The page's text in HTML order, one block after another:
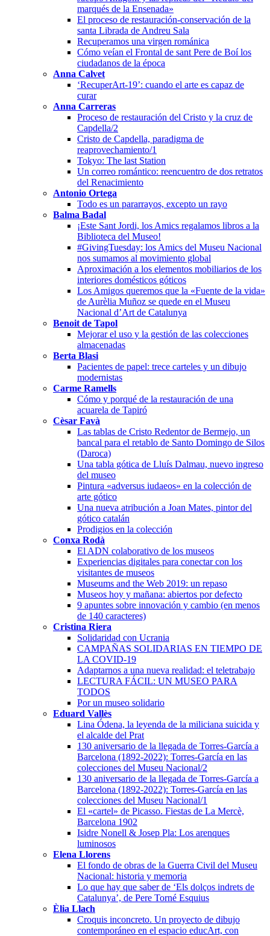
marqués de la Ensenada»
El proceso de restauración-conservación de la
santa Librada de Andreu Sala
Recuperamos una virgen románica
Cómo veían el Frontal de sant Pere de Boí los
ciudadanos de la época
Anna Calvet
‘RecuperArt-19’: cuando el arte es capaz de
curar
Anna Carreras
Proceso de restauración del Cristo y la cruz de
Capdella/2
Cristo de Capdella, paradigma de
reaprovechamiento/1
Tokyo: The last Station
Un correo romántico: reencuentro de dos retratos
del Renacimiento
Antonio Ortega
Todo es un pararrayos, excepto un rayo
Balma Badal
¡Este Sant Jordi, los Amics regalamos libros a la
Biblioteca del Museo!
#GivingTuesday: los Amics del Museu Nacional
nos sumamos al movimiento global
Aproximación a los elementos mobiliarios de los
interiores domésticos góticos
Los Amigos queremos que la «Fuente de la vida»
de Aurèlia Muñoz se quede en el Museu
Nacional d’Art de Catalunya
Benoit de Tapol
Mejorar el uso y la gestión de las colecciones
almacenadas
Berta Blasi
Pacientes de papel: trece carteles y un dibujo
modernistas
Carme Ramells
Cómo y porqué de la restauración de una
acuarela de Tapiró
Cèsar Favà
Las tablas de Cristo Redentor de Bermejo, un
bancal para el retablo de Santo Domingo de Silos
(Daroca)
Una tabla gótica de Lluís Dalmau, nuevo ingreso
del museo
Pintura «adversus iudaeos» en la colección de
arte gótico
Una nueva atribución a Joan Mates, pintor del
gótico catalán
Prodigios en la colección
Conxa Rodà
El ADN colaborativo de los museos
Experiencias digitales para conectar con los
visitantes de museos
Museums and the Web 2019: un repaso
Museos hoy y mañana: abiertos por defecto
9 apuntes sobre innovación y cambio (en menos
de 140 caracteres)
Cristina Riera
Solidaridad con Ucrania
CAMPAÑAS SOLIDARIAS EN TIEMPO DE
LA COVID-19
Adaptarnos a una nueva realidad: el teletrabajo
LECTURA FÁCIL: UN MUSEO PARA
TODOS
Por un museo solidario
Eduard Vallès
Lina Ódena, la leyenda de la miliciana suicida y
el alcalde del Prat
130 aniversario de la llegada de Torres-García a
Barcelona (1892-2022): Torres-García en las
colecciones del Museu Nacional/2
130 aniversario de la llegada de Torres-García a
Barcelona (1892-2022): Torres-García en las
colecciones del Museu Nacional/1
El «cartel» de Picasso. Fiestas de La Mercè,
Barcelona 1902
Isidre Nonell & Josep Pla: Los arenques
luminosos
Elena Llorens
El fondo de obras de la Guerra Civil del Museu
Nacional: historia y memoria
Lo que hay que saber de ‘Els dolços indrets de
Catalunya’, de Pere Torné Esquius
Èlia Llach
Croquis inconcreto. Un proyecto de dibujo
contemporáneo en el espacio educArt, con